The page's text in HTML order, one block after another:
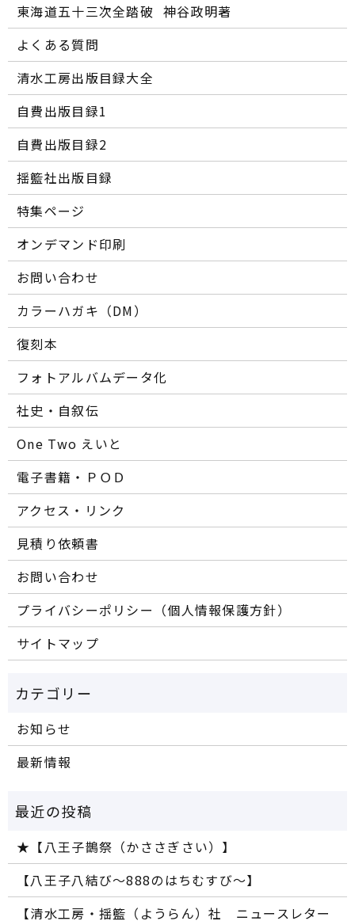
東海道五十三次全踏破 ―― 神谷政明著
よくある質問
清水工房出版目録大全
自費出版目録1
自費出版目録2
揺籃社出版目録
特集ページ
オンデマンド印刷
お問い合わせ
カラーハガキ（DM）
復刻本
フォトアルバムデータ化
社史・自叙伝
One Two えいと
電子書籍・ＰＯＤ
アクセス・リンク
見積り依頼書
お問い合わせ
プライバシーポリシー（個人情報保護方針）
サイトマップ
お知らせ
最新情報
★【八王子鵲祭（かささぎさい）】
【八王子八結び～888のはちむすび～】
【清水工房・揺籃（ようらん）社 ニュースレター